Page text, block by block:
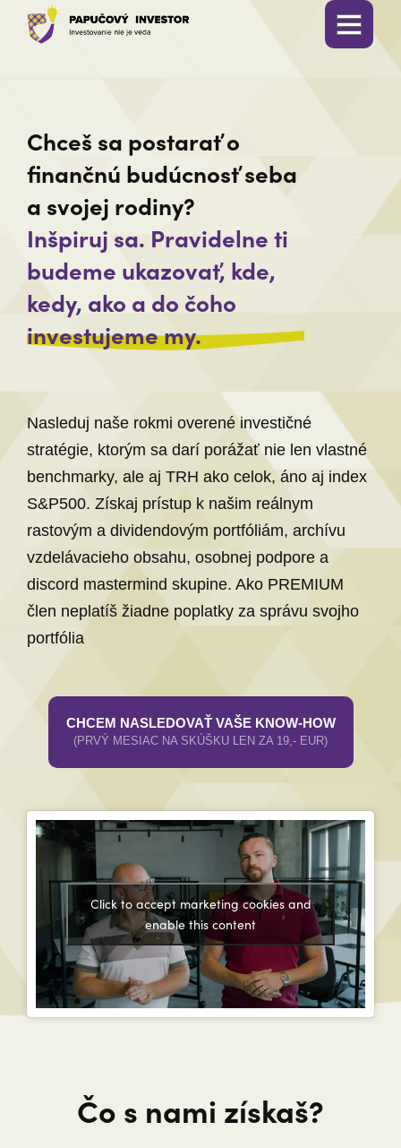
Chceš sa postarať o
finančnú budúcnosť seba
a svojej rodiny?
Inšpiruj sa. Pravidelne ti
budeme ukazovať, kde,
kedy, ako a do čoho
investujeme my.
Nasleduj naše rokmi overené investičné
stratégie, ktorým sa darí porážať nie len vlastné
benchmarky, ale aj TRH ako celok, áno aj index
S&P500. Získaj prístup k našim reálnym
rastovým a dividendovým portfóliám, archívu
vzdelávacieho obsahu, osobnej podpore a
discord mastermind skupine. Ako PREMIUM
člen neplatíš žiadne poplatky za správu svojho
portfólia
CHCEM NASLEDOVAŤ VAŠE KNOW-HOW
(PRVÝ MESIAC NA SKÚŠKU LEN ZA 19,- EUR)
Click to accept marketing cookies and
enable this content
Čo s nami získaš?